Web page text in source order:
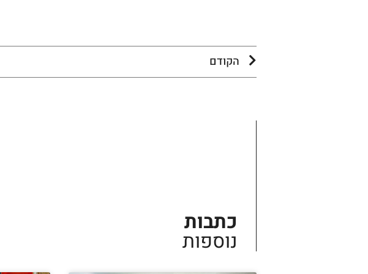
הקודם
כתבות
נוספות